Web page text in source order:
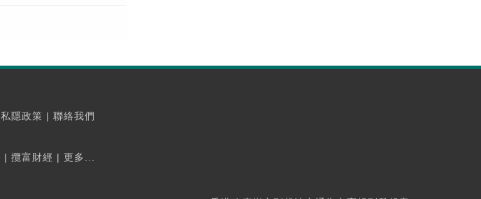
私隱政策 | 聯絡我們
| 攬富財經 | 更多...